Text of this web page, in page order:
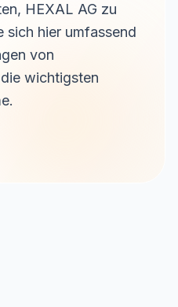
HEXAL AG zu
sich hier umfassend
von
wichtigsten